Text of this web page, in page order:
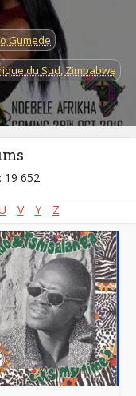
Gumede
du Sud,Zimbabwe
19 652
V Y Z